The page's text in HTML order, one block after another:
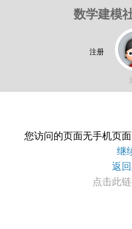
数学建模
注册
您访问的页面无手机页
继
返
点击此